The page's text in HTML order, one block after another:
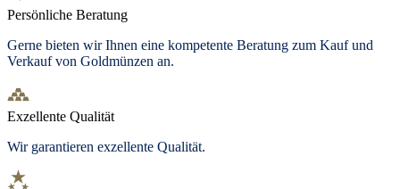
Persönliche Beratung
Gerne bieten wir Ihnen eine kompetente Beratung zum Kauf und
Verkauf von Goldmünzen an.
Exzellente Qualität
Wir garantieren exzellente Qualität.